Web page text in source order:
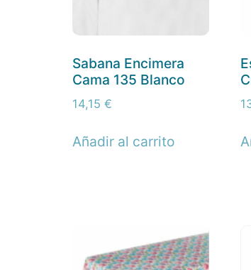
Sabana Encimera
Cama 135 Blanco
14,15 €
Añadir al carrito